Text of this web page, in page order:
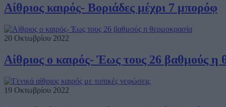
Αίθριος καιρός- Βοριάδες μέχρι 7 μπορόφ
20 Οκτωβρίου 2022
Αίθριος ο καιρός- Έως τους 26 βαθμούς η
19 Οκτωβρίου 2022